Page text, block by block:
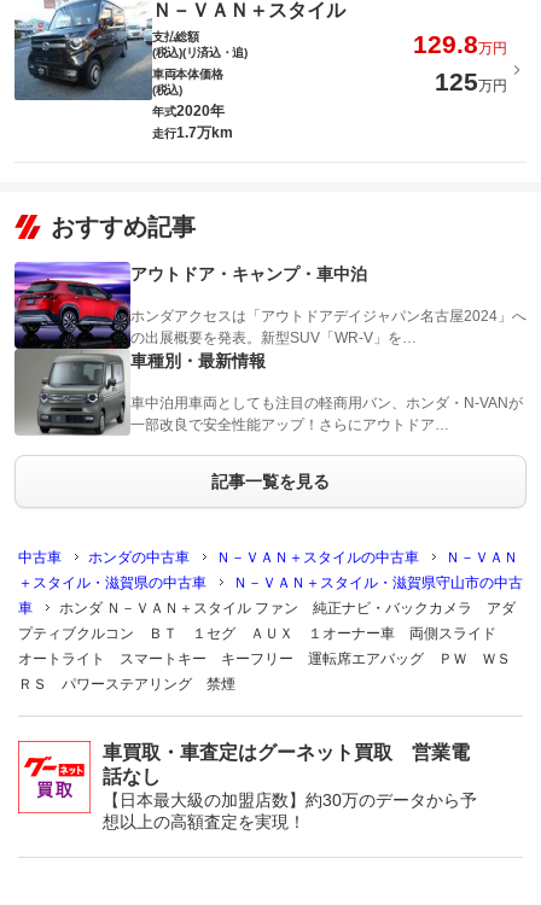
Ｎ－ＶＡＮ＋スタイル
支払総額
(税込)(リ済込・追)
129.8万円
車両本体価格
(税込)
125万円
年式2020年
走行1.7万km
おすすめ記事
アウトドア・キャンプ・車中泊
ホンダアクセスは「アウトドアデイジャパン名古屋2024」へ
の出展概要を発表。新型SUV「WR-V」を…
車種別・最新情報
車中泊用車両としても注目の軽商用バン、ホンダ・N-VANが
一部改良で安全性能アップ！さらにアウトドア…
記事一覧を見る
中古車 ホンダの中古車 Ｎ－ＶＡＮ＋スタイルの中古車
Ｎ－ＶＡＮ
＋スタイル・滋賀県の中古車
Ｎ－ＶＡＮ＋スタイル・滋賀県守山市の中古
車
ホンダ Ｎ－ＶＡＮ＋スタイル ファン 純正ナビ・バックカメラ アダ
プティブクルコン ＢＴ １セグ ＡＵＸ １オーナー車 両側スライド
オートライト スマートキー キーフリー 運転席エアバッグ ＰＷ ＷＳ
ＲＳ パワーステアリング 禁煙
車買取・車査定はグーネット買取 営業電
話なし
【日本最大級の加盟店数】約30万のデータから予
想以上の高額査定を実現！